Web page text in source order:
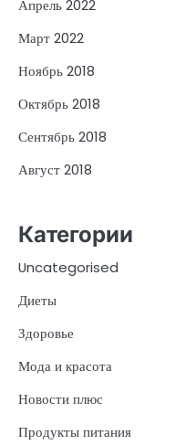
Апрель 2022
Март 2022
Ноябрь 2018
Октябрь 2018
Сентябрь 2018
Август 2018
Категории
Uncategorised
Диеты
Здоровье
Мода и красота
Новости плюс
Продукты питания